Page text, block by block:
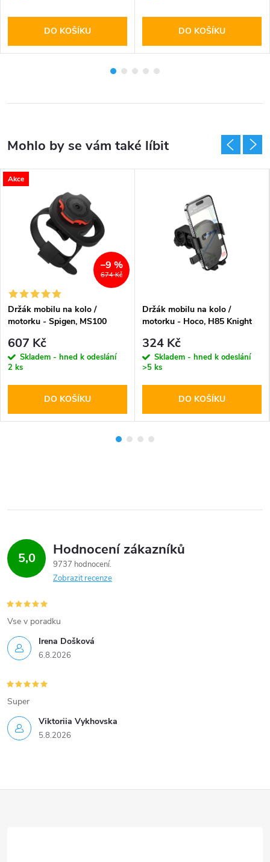
DO KOŠÍKU DO KOŠÍKU
Akce
674 Kč
–9 %
Držák mobilu na kolo /
motorku - Spigen, MS100
607 Kč
Skladem - hned k odeslání
2 ks
DO KOŠÍKU
Držák mobilu na kolo /
motorku - Hoco, H85 Knight
324 Kč
Skladem - hned k odeslání
>5 ks
DO KOŠÍKU
5,0 Hodnocení zákazníků
9737 hodnocení
Zobrazit recenze
Irena Došková
6.8.2026
Vse v poradku
Viktoriia Vykhovska
5.8.2026
Super